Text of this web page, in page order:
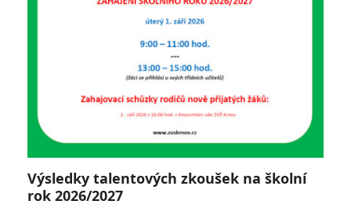
Výsledky talentových zkoušek na školní
rok 2026/2027